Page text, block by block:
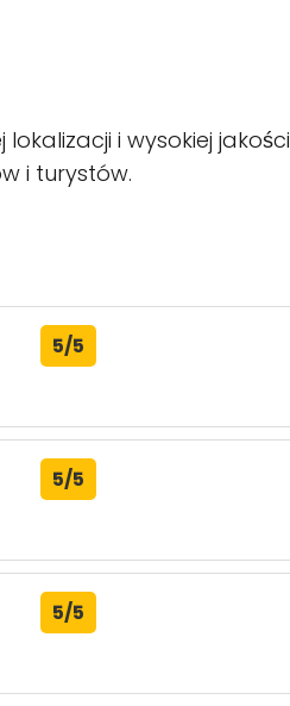
i wysokiej jakości
i turystów.
5/5
5/5
5/5